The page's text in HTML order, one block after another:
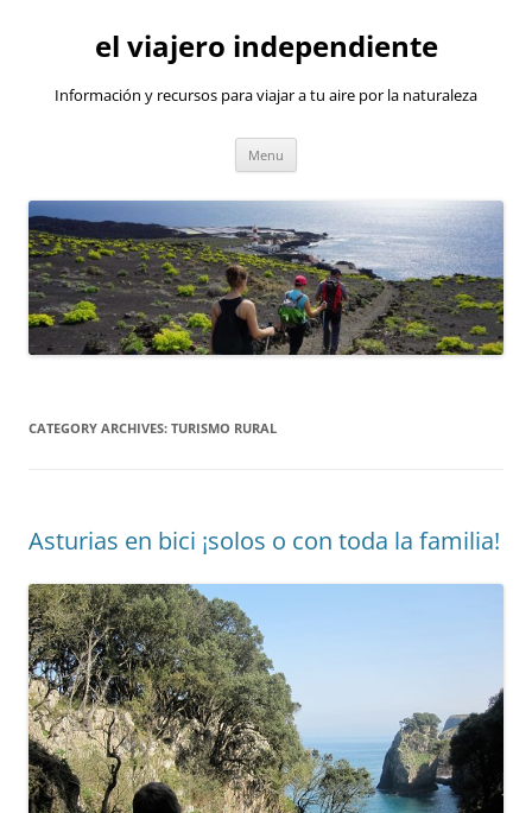
el viajero independiente
Información y recursos para viajar a tu aire por la naturaleza
Menu
CATEGORY ARCHIVES: TURISMO RURAL
Asturias en bici ¡solos o con toda la familia!